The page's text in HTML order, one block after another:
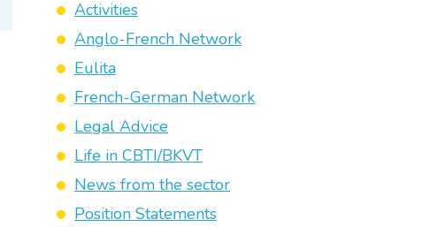
Activities
Anglo-French Network
Eulita
French-German Network
Legal Advice
Life in CBTI/BKVT
News from the sector
Position Statements